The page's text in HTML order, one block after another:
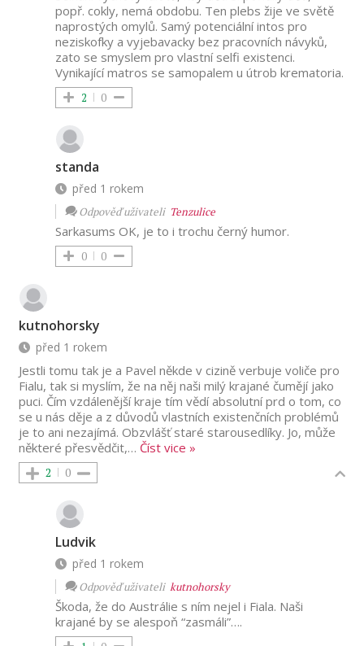
popř. cokly, nemá obdobu. Ten plebs žije ve světě
naprostých omylů. Samý potenciální intos pro
neziskofky a vyjebavacky bez pracovních návyků,
zato se smyslem pro vlastní selfi existenci.
Vynikající matros se samopalem u útrob krematoria.
2 0
standa
před 1 rokem
Odpověď uživateli Tenzulice
Sarkasums OK, je to i trochu černý humor.
0 0
kutnohorsky
před 1 rokem
Jestli tomu tak je a Pavel někde v cizině verbuje voliče pro
Fialu, tak si myslím, že na něj naši milý krajané čumějí jako
puci. Čím vzdálenější kraje tím vědí absolutní prd o tom, co
se u nás děje a z důvodů vlastních existenčních problémů
je to ani nezajímá. Obzvlášť staré starousedlíky. Jo, může
některé přesvědčit,… Číst vice »
2 0
Ludvik
před 1 rokem
Odpověď uživateli kutnohorsky
Škoda, že do Austrálie s ním nejel i Fiala. Naši
krajané by se alespoň “zasmáli”….